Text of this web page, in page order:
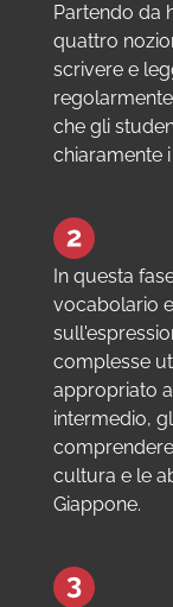
Partendo da
quattro
scrivere e
che gli
chiaramente
In questa
vocabolario
complesse
appropriato
intermedio,
cultura e le
Giappone.